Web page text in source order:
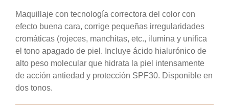
Velas
Maquillaje con tecnología correctora del color con
efecto buena cara, corrige pequeñas irregularidades
cromáticas (rojeces, manchitas, etc., ilumina y unifica
el tono apagado de piel. Incluye ácido hialurónico de
alto peso molecular que hidrata la piel intensamente
de acción antiedad y protección SPF30. Disponible en
dos tonos.